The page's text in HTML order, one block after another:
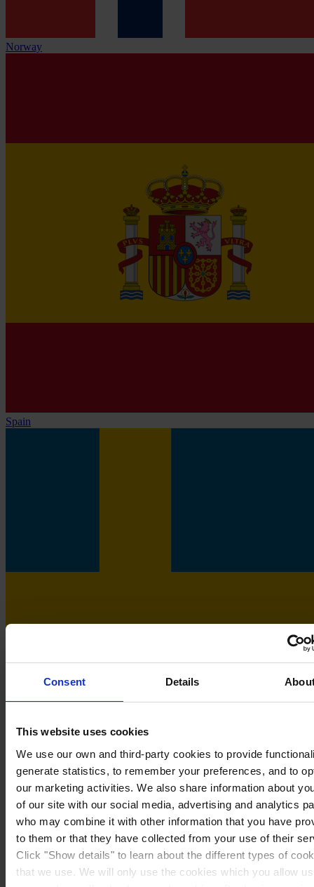
Consent Details
This website uses cookies
We use our own and third-party cookies to provide
generate statistics, to remember your preferences, and to
our marketing activities. We also share information about
of our site with our social media, advertising and analytics
who may combine it with other information that you have
to them or that they have collected from your use of their
Click "Show details" to learn about the different types of
that we use. We will only use the cookies which you allow
Norway
Spain